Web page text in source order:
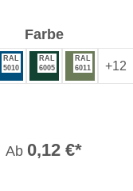
Farbeauswählen
RAL
5010
RAL
6005
RAL
6011
+12
Ab 0,12 €*